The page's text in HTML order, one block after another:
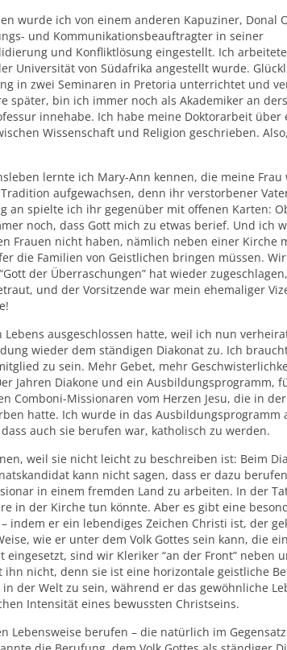
wurde ich von einem anderen Kapuziner, Donal
und Kommunikationsbeauftragter in seiner
und Konfliktlösung eingestellt. Ich
Universität von Südafrika angestellt wurde.
in zwei Seminaren in Pretoria unterrichtet und
später, bin ich immer noch als Akademiker an
innehabe. Ich habe meine Doktorarbeit über
Wissenschaft und Religion geschrieben.
lernte ich Mary-Ann kennen, die meine Frau
aufgewachsen, denn ihr verstorbener
an spielte ich ihr gegenüber mit offenen Karten:
noch, dass Gott mich zu etwas berief. Und ich
Frauen nicht haben, nämlich neben einer Kirche
die Familien von Geistlichen bringen müssen.
der Überraschungen” hat wieder
und der Vorsitzende war mein ehemaliger
ausgeschlossen hatte, weil ich nun
wieder dem ständigen Diakonat zu. Ich
zu sein. Mehr Gebet, mehr
Jahren Diakone und ein Ausbildungsprogramm,
Comboni-Missionaren vom Herzen Jesu, die in
hatte. Ich wurde in das Ausbildungsprogramm
auch sie berufen war, katholisch zu werden.
weil sie nicht leicht zu beschreiben ist: Beim
kann nicht sagen, dass er dazu
in einem fremden Land zu arbeiten. In der
in der Kirche tun könnte. Aber es gibt eine
indem er ein lebendiges Zeichen Christi ist, der
wie er unter dem Volk Gottes sein kann, die
sind wir Kleriker “an der Front” neben
ihn nicht, denn sie ist eine horizontale geistliche
der Welt zu sein, während er das gewöhnliche
Intensität eines bewussten Christseins.
berufen – die natürlich im